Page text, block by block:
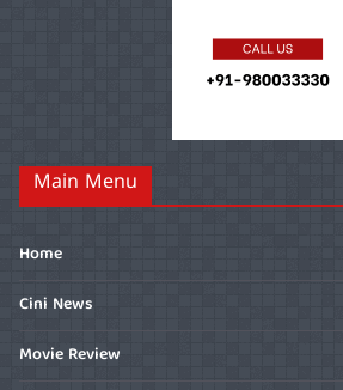
Main Menu
Home
Cini News
Movie Review